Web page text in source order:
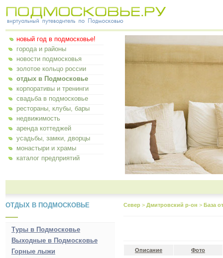
новый год в подмосковье!
города и районы
новости подмосковья
золотое кольцо россии
отдых в Подмосковье
корпоративы и тренинги
свадьба в подмосковье
рестораны, клубы, бары
недвижимость
аренда коттеджей
усадьбы, замки, дворцы
монастыри и храмы
каталог предприятий
ОТДЫХ В ПОДМОСКОВЬЕ
Туры в Подмосковье
Выходные в Подмосковье
Горные лыжи
Север > Дмитровский р-он > База
Описание Фото